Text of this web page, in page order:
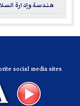
هندسة وإدارة
social media sites